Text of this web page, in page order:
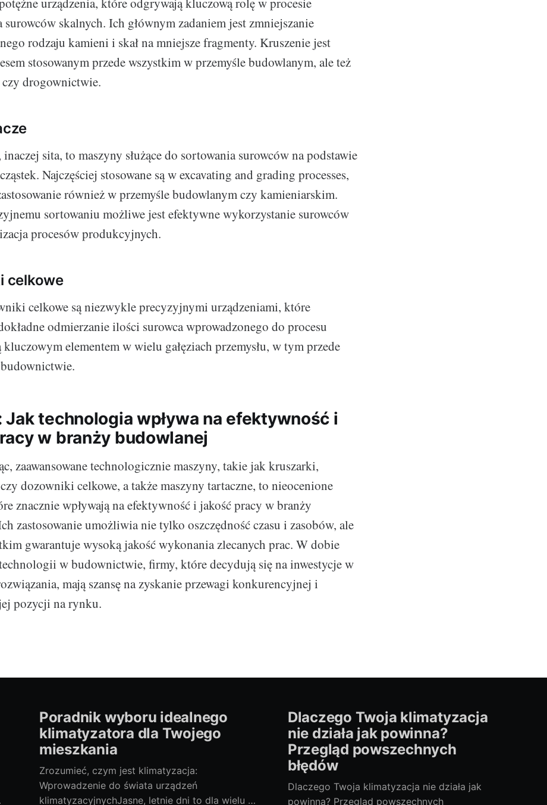
surowców skalnych. Ich głównym zadaniem jest zmniejszanie
rodzaju kamieni i skał na mniejsze fragmenty. Kruszenie jest
stosowanym przede wszystkim w przemyśle budowlanym, ale też
drogownictwie.
inaczej sita, to maszyny służące do sortowania surowców na podstawie
Najczęściej stosowane są w excavating and grading processes,
również w przemyśle budowlanym czy kamieniarskim.
sortowaniu możliwe jest efektywne wykorzystanie surowców
procesów produkcyjnych.
celkowe
celkowe są niezwykle precyzyjnymi urządzeniami, które
odmierzanie ilości surowca wprowadzonego do procesu
elementem w wielu gałęziach przemysłu, w tym przede
Jak technologia wpływa na efektywność i
w branży budowlanej
zaawansowane technologicznie maszyny, takie jak kruszarki,
dozowniki celkowe, a także maszyny tartaczne, to nieocenione
znacznie wpływają na efektywność i jakość pracy w branży
zastosowanie umożliwia nie tylko oszczędność czasu i zasobów, ale
gwarantuje wysoką jakość wykonania zlecanych prac. W dobie
w budownictwie, firmy, które decydują się na inwestycje w
mają szansę na zyskanie przewagi konkurencyjnej i
pozycji na rynku.
Poradnik wyboru idealnego
klimatyzatora dla Twojego
mieszkania
Zrozumieć, czym jest klimatyzacja:
Wprowadzenie do świata urządzeń
klimatyzacyjnychJasne, letnie dni to dla wielu z
Dlaczego Twoja klimatyzacja
nie działa jak powinna?
Przegląd powszechnych
błędów
Dlaczego Twoja klimatyzacja nie działa jak
powinna? Przegląd powszechnych